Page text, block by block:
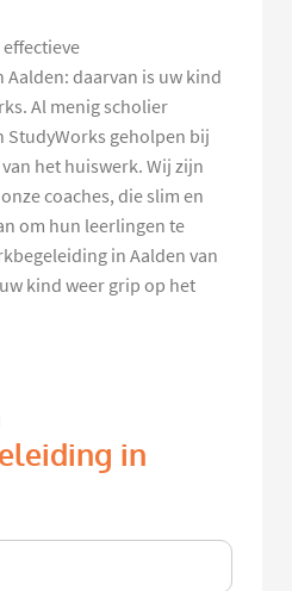
daarvan is uw kind
Al menig scholier
StudyWorks geholpen bij
het huiswerk. Wij zijn
coaches, die slim en
om hun leerlingen te
in Aalden van
kind weer grip op het
in